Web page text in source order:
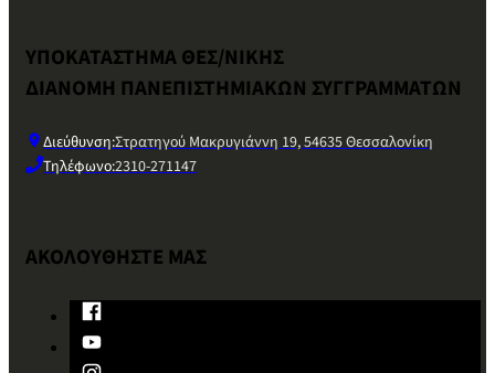
ΥΠΟΚΑΤΑΣΤΗΜΑ ΘΕΣ/ΝΙΚΗΣ
ΔΙΑΝΟΜΗ ΠΑΝΕΠΙΣΤΗΜΙΑΚΩΝ ΣΥΓΓΡΑΜΜΑΤΩΝ
Διεύθυνση:Στρατηγού Μακρυγιάννη 19, 54635 Θεσσαλονίκη
Τηλέφωνο:2310-271147
ΑΚΟΛΟΥΘΗΣΤΕ ΜΑΣ